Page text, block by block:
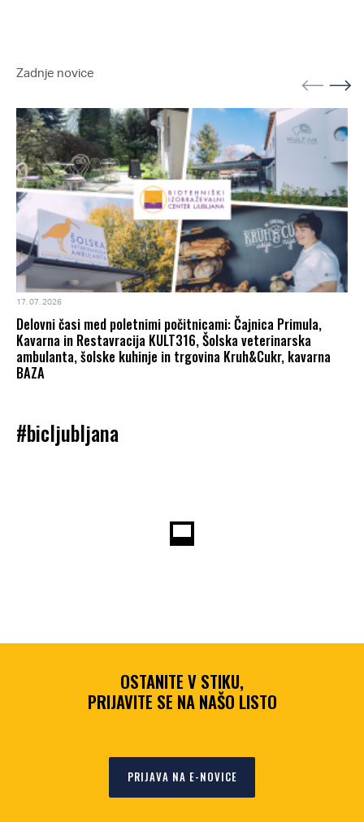
Zadnje novice
17. 07. 2026
Delovni časi med poletnimi počitnicami: Čajnica Primula,
Kavarna in Restavracija KULT316, Šolska veterinarska
ambulanta, šolske kuhinje in trgovina Kruh&Cukr, kavarna
BAZA
#bicljubljana
OSTANITE V STIKU,
PRIJAVITE SE NA NAŠO LISTO
PRIJAVA NA E-NOVICE